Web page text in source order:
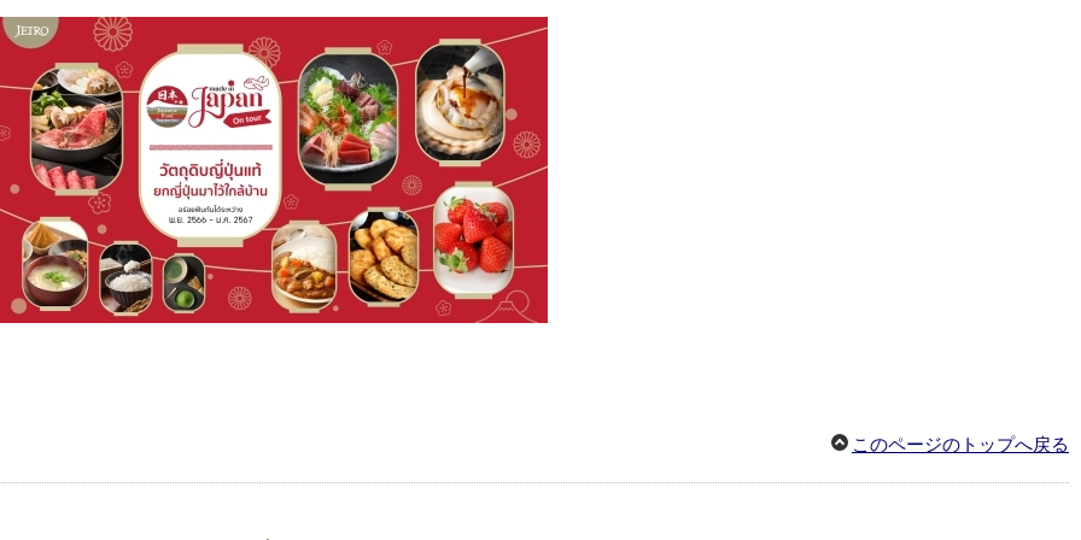
このページのトップへ戻る